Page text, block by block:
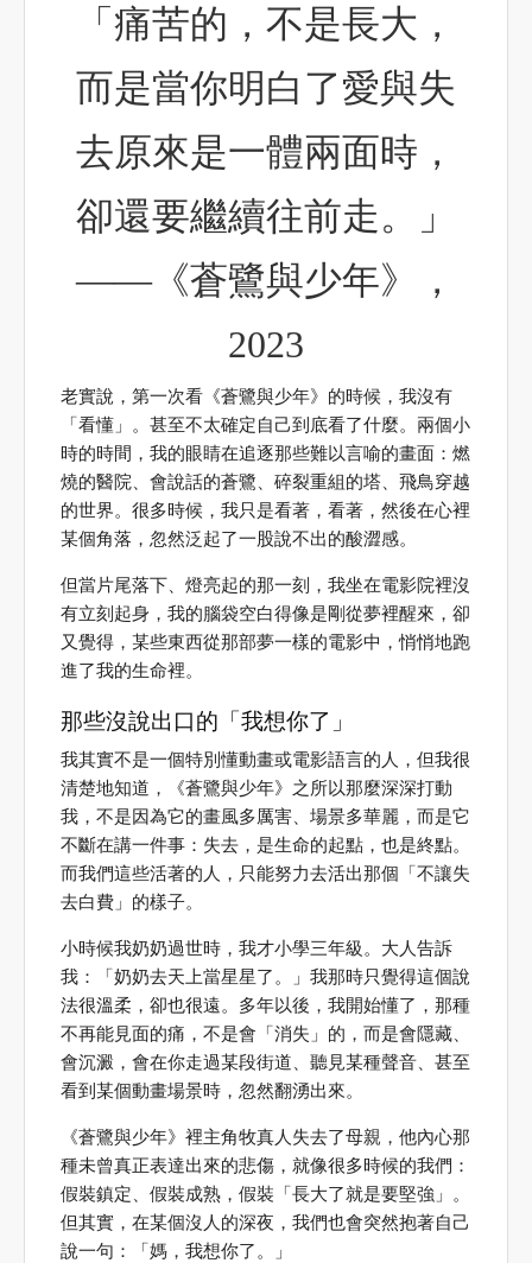
「痛苦的，不是長大，
而是當你明白了愛與失
去原來是一體兩面時，
卻還要繼續往前走。」
——《蒼鷺與少年》，
2023
老實說，第一次看《蒼鷺與少年》的時候，我沒有
「看懂」。甚至不太確定自己到底看了什麼。兩個小
時的時間，我的眼睛在追逐那些難以言喻的畫面：燃
燒的醫院、會說話的蒼鷺、碎裂重組的塔、飛鳥穿越
的世界。很多時候，我只是看著，看著，然後在心裡
某個角落，忽然泛起了一股說不出的酸澀感。
但當片尾落下、燈亮起的那一刻，我坐在電影院裡沒
有立刻起身，我的腦袋空白得像是剛從夢裡醒來，卻
又覺得，某些東西從那部夢一樣的電影中，悄悄地跑
進了我的生命裡。
那些沒說出口的「我想你了」
我其實不是一個特別懂動畫或電影語言的人，但我很
清楚地知道，《蒼鷺與少年》之所以那麼深深打動
我，不是因為它的畫風多厲害、場景多華麗，而是它
不斷在講一件事：失去，是生命的起點，也是終點。
而我們這些活著的人，只能努力去活出那個「不讓失
去白費」的樣子。
小時候我奶奶過世時，我才小學三年級。大人告訴
我：「奶奶去天上當星星了。」我那時只覺得這個說
法很溫柔，卻也很遠。多年以後，我開始懂了，那種
不再能見面的痛，不是會「消失」的，而是會隱藏、
會沉澱，會在你走過某段街道、聽見某種聲音、甚至
看到某個動畫場景時，忽然翻湧出來。
《蒼鷺與少年》裡主角牧真人失去了母親，他內心那
種未曾真正表達出來的悲傷，就像很多時候的我們：
假裝鎮定、假裝成熟，假裝「長大了就是要堅強」。
但其實，在某個沒人的深夜，我們也會突然抱著自己
說一句：「媽，我想你了。」